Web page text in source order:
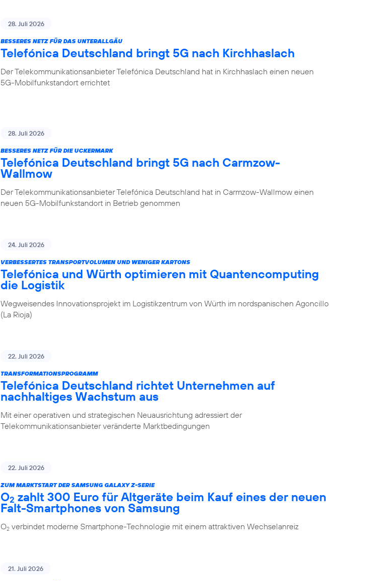
28. Juli 2026
BESSERES NETZ FÜR DAS UNTERALLGÄU
Telefónica Deutschland bringt 5G nach Kirchhaslach
Der Telekommunikationsanbieter Telefónica Deutschland hat in Kirchhaslach einen neuen
5G-Mobilfunkstandort errichtet
28. Juli 2026
BESSERES NETZ FÜR DIE UCKERMARK
Telefónica Deutschland bringt 5G nach Carmzow-
Wallmow
Der Telekommunikationsanbieter Telefónica Deutschland hat in Carmzow-Wallmow einen
neuen 5G-Mobilfunkstandort in Betrieb genommen
24. Juli 2026
VERBESSERTES TRANSPORTVOLUMEN UND WENIGER KARTONS
Telefónica und Würth optimieren mit Quantencomputing
die Logistik
Wegweisendes Innovationsprojekt im Logistikzentrum von Würth im nordspanischen Agoncillo
(La Rioja)
22. Juli 2026
TRANSFORMATIONSPROGRAMM
Telefónica Deutschland richtet Unternehmen auf
nachhaltiges Wachstum aus
Mit einer operativen und strategischen Neuausrichtung adressiert der
Telekommunikationsanbieter veränderte Marktbedingungen
22. Juli 2026
ZUM MARKTSTART DER SAMSUNG GALAXY Z-SERIE
O2 zahlt 300 Euro für Altgeräte beim Kauf eines der neuen
Falt-Smartphones von Samsung
O2 verbindet moderne Smartphone-Technologie mit einem attraktiven Wechselanreiz
21. Juli 2026